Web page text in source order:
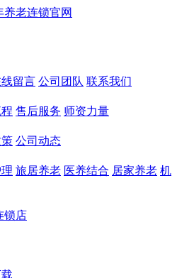
留言 公司团队 联系我们
售后服务 师资力量
公司动态
旅居养老 医养结合 居家养老 机
锁店